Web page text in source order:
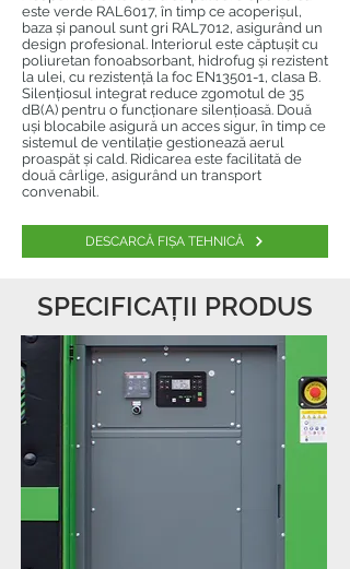
este verde RAL6017, în timp ce acoperișul,
baza și panoul sunt gri RAL7012, asigurând un
design profesional. Interiorul este căptușit cu
poliuretan fonoabsorbant, hidrofug și rezistent
la ulei, cu rezistență la foc EN13501-1, clasa B.
Silențiosul integrat reduce zgomotul de 35
dB(A) pentru o funcționare silențioasă. Două
uși blocabile asigură un acces sigur, în timp ce
sistemul de ventilație gestionează aerul
proaspăt și cald. Ridicarea este facilitată de
două cârlige, asigurând un transport
convenabil.
DESCARCĂ FIȘA TEHNICĂ
SPECIFICAȚII PRODUS